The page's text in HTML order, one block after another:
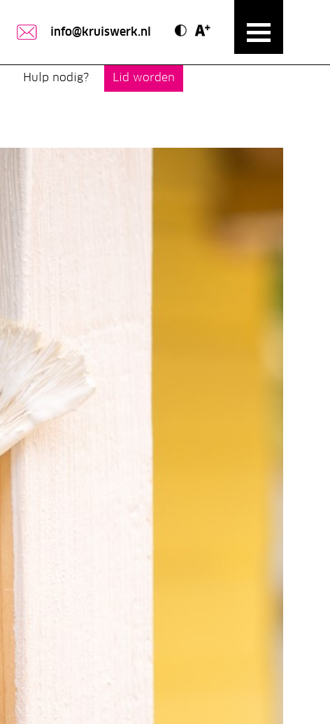
info@kruiswerk.nl Contrast modus
Text vergroten
Hulp nodig? Lid worden